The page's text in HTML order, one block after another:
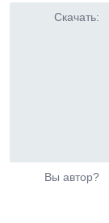
Скачать:
Вы автор?